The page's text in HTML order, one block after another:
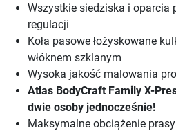
Wszystkie siedziska i oparcia
regulacji
Koła pasowe łożyskowane
włóknem szklanym
Wysoka jakość malowania
Atlas BodyCraft Family X-
dwie osoby jednocześnie!
Maksymalne obciążenie